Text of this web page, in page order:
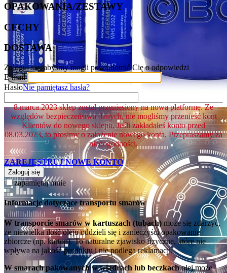
OPAKOWANIA/ZESTAWY
CECHY
DOSTAWA
Zaloguj się, abyśmy mogli powiadomić Cię o odpowiedzi
E-mail
HasłoNie pamiętasz hasła?
8.marca.2023 sklep został przeniesiony na nową platformę. Ze
względów bezpieczeństwa danych, nie mogliśmy przenieść kont
Klientów do nowego sklepu. Jeśli zakładałeś konto przed
08.03.2023, to prosimy o założenie nowego konta. Przepraszamy za
niedogodności.
ZAREJESTRUJ NOWE KONTO
Zaloguj się
zapamiętaj mnie
Informacje dotyczące transportu smarów
W transporcie smarów w kartuszach (tubach)może się zdarzyć,
że niewielka ilość oleju oddzieli się i zanieczyści opakowanie
zbiorcze (np. karton). To naturalne zjawisko fizyczne, które nie
wpływa na jakość produktu i nie podlega reklamacji.
W smarach pakowanych w wiadrach lub beczkacholej może